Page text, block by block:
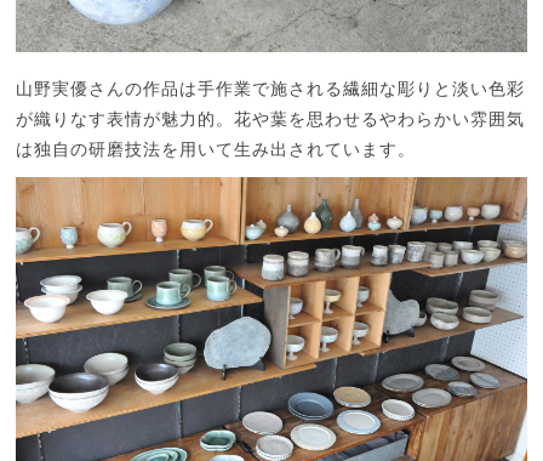
山野実優さんの作品は手作業で施される繊細な彫りと淡い色彩
が織りなす表情が魅力的。花や葉を思わせるやわらかい雰囲気
は独自の研磨技法を用いて生み出されています。